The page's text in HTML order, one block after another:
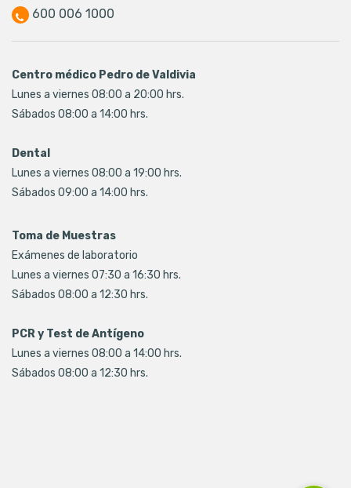
600 006 1000
Centro médico Pedro de Valdivia
Lunes a viernes 08:00 a 20:00 hrs.
Sábados 08:00 a 14:00 hrs.
Dental
Lunes a viernes 08:00 a 19:00 hrs.
Sábados 09:00 a 14:00 hrs.
Toma de Muestras
Exámenes de laboratorio
Lunes a viernes 07:30 a 16:30 hrs.
Sábados 08:00 a 12:30 hrs.
PCR y Test de Antígeno
Lunes a viernes 08:00 a 14:00 hrs.
Sábados 08:00 a 12:30 hrs.